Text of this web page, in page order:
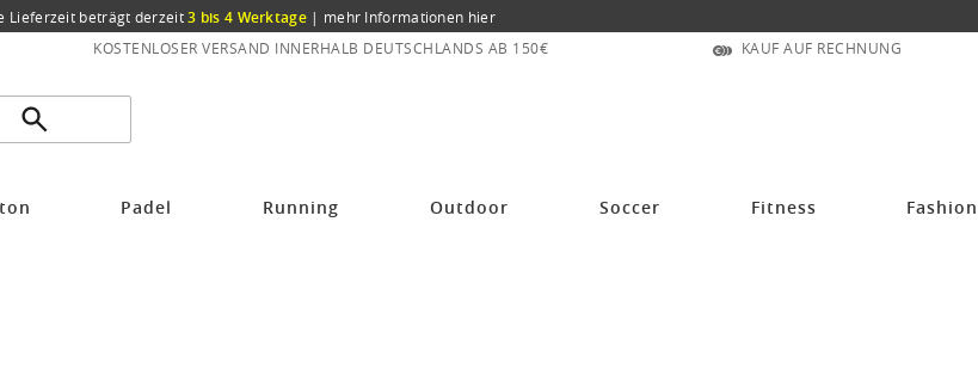
Lieferzeit beträgt derzeit3 bis 4 Werktage | mehr Informationen hier
KOSTENLOSER VERSAND INNERHALB DEUTSCHLANDS AB 150€
KAUF AUF RECHNUNG
Padel Running Outdoor Soccer Fitness Fashion